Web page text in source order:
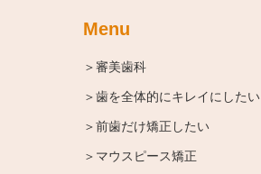
Menu
＞審美歯科
＞歯を全体的にキレイにしたい
＞前歯だけ矯正したい
＞マウスピース矯正